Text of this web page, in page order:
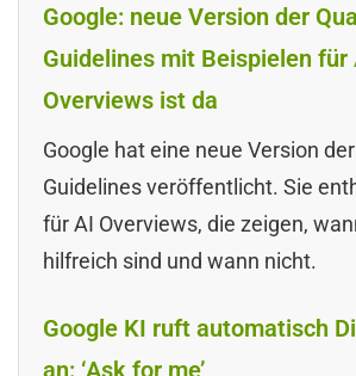
Google: neue Version der
Guidelines mit Beispielen für
Overviews ist da
Google hat eine neue Version
Guidelines veröffentlicht. Sie
für AI Overviews, die zeigen,
hilfreich sind und wann nicht.
Google KI ruft automatisch
an: ‘Ask for me’